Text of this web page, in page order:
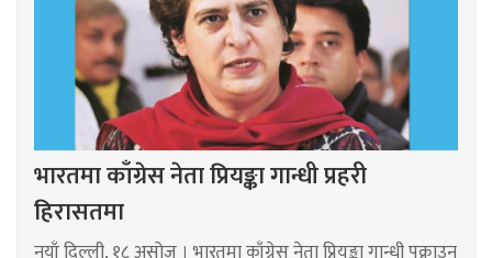
भारतमा काँग्रेस नेता प्रियङ्का गान्धी प्रहरी
हिरासतमा